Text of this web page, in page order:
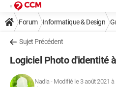
Forum Informatique & Design
Sujet Précédent
Logiciel Photo d'identité
Nadia- Modifié le 3 août 2021 à